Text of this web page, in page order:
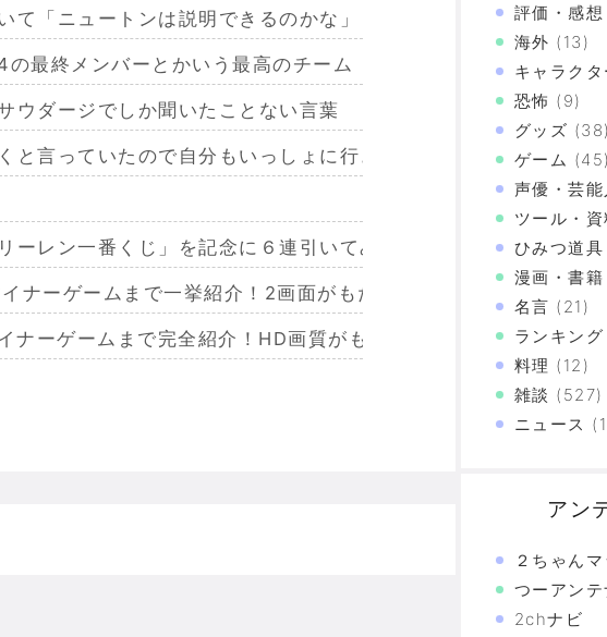
て「ニュートンは説明できるのかな」
の最終メンバーとかいう最高のチーム
ウダージでしか聞いたことない言葉
と言っていたので自分もいっしょに行きたいと言ったが、そ
ーレン一番くじ」を記念に６連引いてみた！気づけばXX連で合
ナーゲームまで一挙紹介！2画面がもたらす極上の恐怖
ナーゲームまで完全紹介！HD画質がもたらした真の恐怖…
ナーまで完全紹介！フルポリゴンがもたらした恐怖の革命
評価・感想
海外 (13)
キャラクタ
恐怖 (9)
グッズ (38)
ゲーム (45)
声優・芸能
ツール・
ひみつ道具
漫画・書籍
名言 (21)
ランキング
料理 (12)
雑談 (527)
ニュース
アン
２ちゃん
つーアン
2chナビ